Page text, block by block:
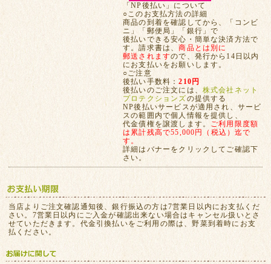
「NP後払い」について
○このお支払方法の詳細
商品の到着を確認してから、「コンビ
ニ」「郵便局」「銀行」で
後払いできる安心・簡単な決済方法で
す。請求書は、商品とは別に
郵送されますので、発行から14日以内
にお支払いをお願いします。
○ご注意
後払い手数料：210円
後払いのご注文には、 株式会社ネット
プロテクションズの提供する
NP後払いサービスが適用され、サービ
スの範囲内で個人情報を提供し、
代金債権を譲渡します。 ご利用限度額
は累計残高で55,000円（税込）迄で
す。
詳細はバナーをクリックしてご確認下
さい。
当店よりご注文確認通知後、銀行振込の方は7営業日以内にお支払くだ
さい。7営業日以内にご入金が確認出来ない場合はキャンセル扱いとさ
せていただきます。代金引換払いをご利用の際は、野菜到着時にお支
払ください。